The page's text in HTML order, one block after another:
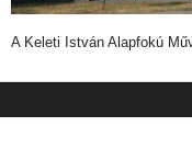
A Keleti István Alapfokú